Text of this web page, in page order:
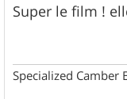
s
s
Super le film !
Specialized Camber